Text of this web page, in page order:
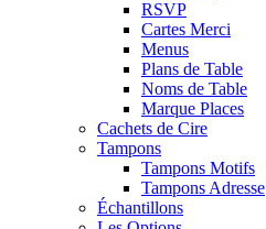
RSVP
Cartes Merci
Menus
Plans de Table
Noms de Table
Marque Places
Cachets de Cire
Tampons
Tampons Motifs
Tampons Adresse
Échantillons